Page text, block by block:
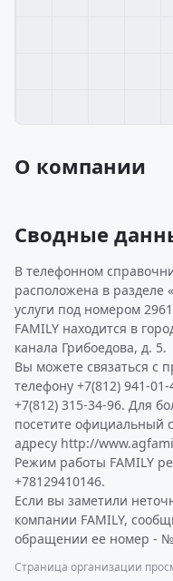
О компании
Сводные
В телефонном
расположена в разделе
услуги под номером
FAMILY находится в
канала Грибоедова, д. 5.
Вы можете связаться с
телефону +7(812) 941-
+7(812) 315-34-96. Для
посетите официальный
адресу http://
Режим работы FAMILY
+78129410146.
Если вы заметили
компании FAMILY,
обращении ее номер - №
Страница организации